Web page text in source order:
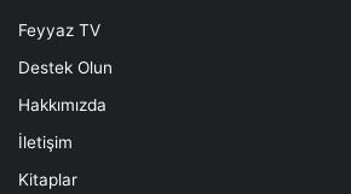
Feyyaz TV
Destek Olun
Hakkımızda
İletişim
Kitaplar